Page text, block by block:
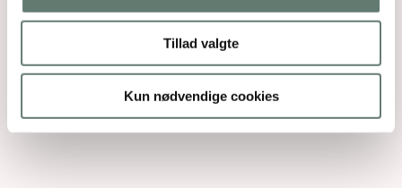
Tillad valgte
Kun nødvendige cookies